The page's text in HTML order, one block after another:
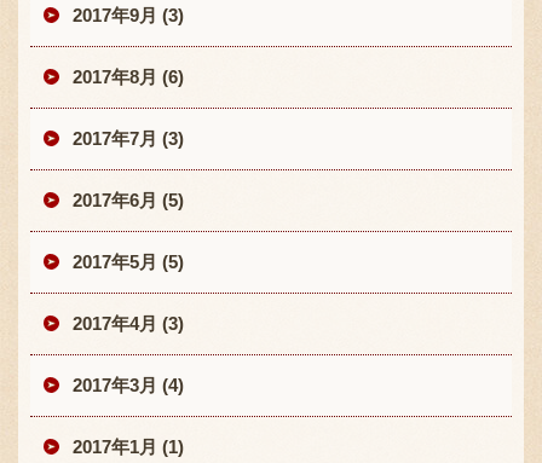
2017年9月 (3)
2017年8月 (6)
2017年7月 (3)
2017年6月 (5)
2017年5月 (5)
2017年4月 (3)
2017年3月 (4)
2017年1月 (1)